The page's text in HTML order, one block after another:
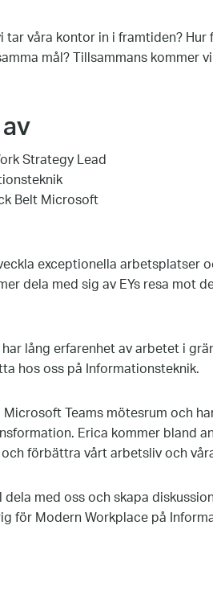
våra kontor in i framtiden? Hur
mål?
Tillsammans kommer
Strategy Lead
Belt Microsoft
exceptionella arbetsplatser
dela med sig av EYs resa mot
lång erfarenhet av arbetet i
hos oss på Informationsteknik.
Microsoft Teams mötesrum och
Erica kommer bland
förbättra vårt arbetsliv och
med oss och skapa
för Modern Workplace på